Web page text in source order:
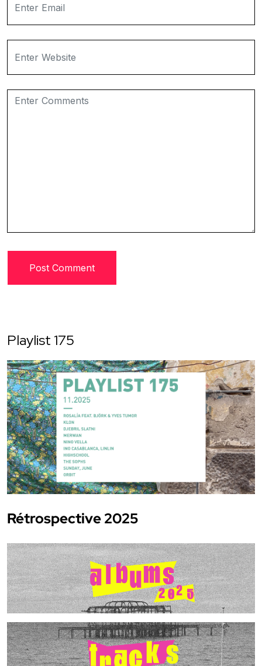
Playlist 175
Rétrospective 2025